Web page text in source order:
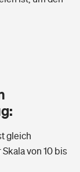
gleich
von 10 bis